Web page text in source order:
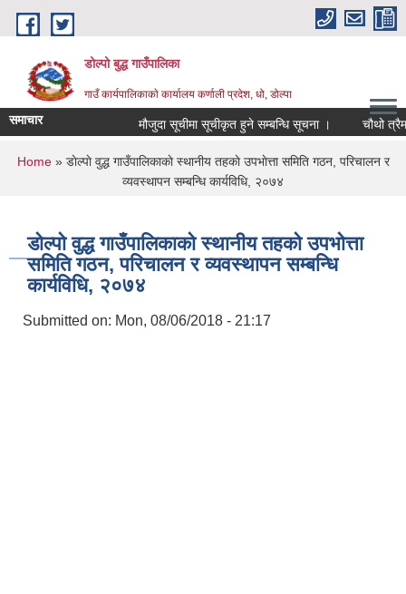
Skip to main content
डोल्पो बुद्ध गाउँपालिका
गाउँ कार्यपालिकाकाे कार्यालय कर्णाली प्रदेश, धो, डोल्पा
समाचार मौजुदा सूचीमा सूचीकृत हुने सम्बन्धि सूचना । चौथो
You are here
Home» डाेल्पाे वुद्ध गाउँपालिकाकाे स्थानीय तहकाे उपभाेत्ता समिति गठन, परिचालन र
व्यवस्थापन सम्बन्धि कार्यविधि, २०७४
डाेल्पाे वुद्ध गाउँपालिकाकाे स्थानीय तहकाे उपभाेत्ता
समिति गठन, परिचालन र व्यवस्थापन सम्बन्धि
कार्यविधि, २०७४
Submitted on: Mon, 08/06/2018 - 21:17